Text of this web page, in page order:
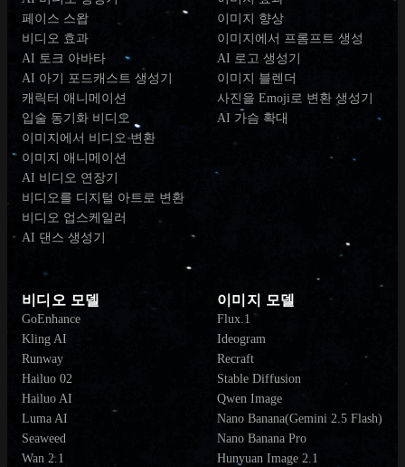
페이스 스왑
비디오 효과
AI 토크 아바타
AI 아기 포드캐스트 생성기
캐릭터 애니메이션
입술 동기화 비디오
이미지에서 비디오 변환
이미지 애니메이션
AI 비디오 연장기
비디오를 디지털 아트로 변환
비디오 업스케일러
AI 댄스 생성기
이미지 향상
이미지에서 프롬프트 생성
AI 로고 생성기
이미지 블렌더
사진을 Emoji로 변환 생성기
AI 가슴 확대
비디오 모델
GoEnhance
Kling AI
Runway
Hailuo 02
Hailuo AI
Luma AI
Seaweed
Wan 2.1
이미지 모델
Flux.1
Ideogram
Recraft
Stable Diffusion
Qwen Image
Nano Banana(Gemini 2.5 Flash)
Nano Banana Pro
Hunyuan Image 2.1